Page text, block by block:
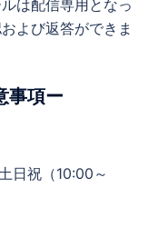
は配信専用となっ
よび返答ができま
事項ー
日祝（10:00～